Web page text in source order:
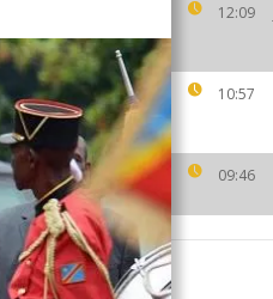
12:09
10:57
09:46